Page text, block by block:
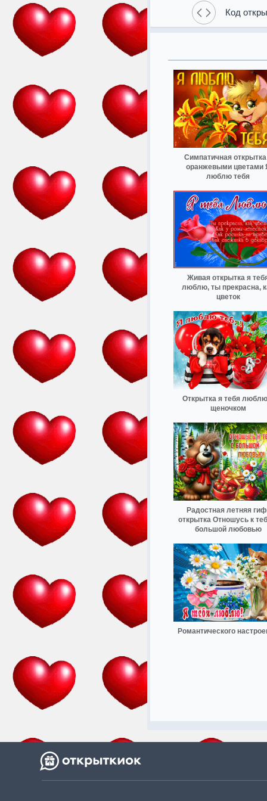
Код
Симпатичная
оранжевыми цветами
люблю тебя
Живая открытка я
люблю, ты прекрасна,
цветок
Открытка я тебя
щеночком
Радостная летняя
открытка Отношусь к
большой любовью
Романтического